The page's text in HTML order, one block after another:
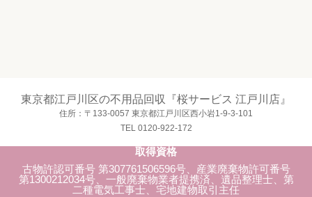
東京都江戸川区の不用品回収『桜サービス 江戸川店』
住所：〒133-0057 東京都江戸川区西小岩1-9-3-101
TEL 0120-922-172
取得資格
古物許認可番号 第307761506596号、産業廃棄物許可番号
第1300212034号、一般廃棄物業者提携済、遺品整理士、第
二種電気工事士、宅地建物取引主任